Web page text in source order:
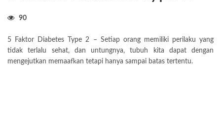
90
5 Faktor Diabetes Type 2 – Setiap orang memiliki perilaku yang
tidak terlalu sehat, dan untungnya, tubuh kita dapat dengan
mengejutkan memaafkan tetapi hanya sampai batas tertentu.